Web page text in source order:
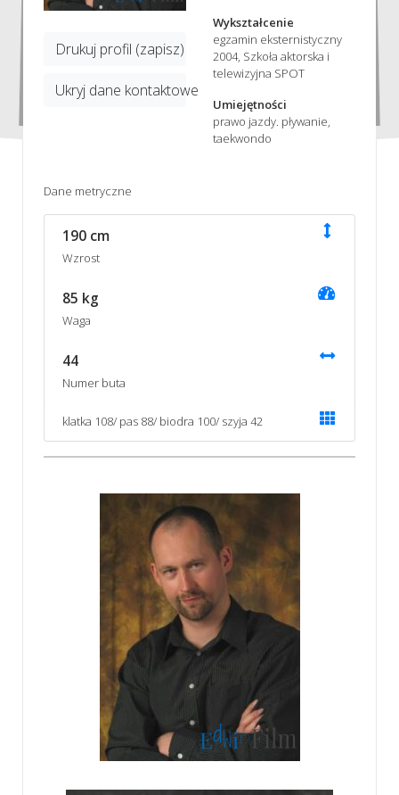
Drukuj profil (zapisz)
Ukryj dane kontaktowe
Wykształcenie
egzamin eksternistyczny
2004, Szkoła aktorska i
telewizyjna SPOT
Umiejętności
prawo jazdy. pływanie,
taekwondo
Dane metryczne
190 cm
Wzrost
85 kg
Waga
44
Numer buta
klatka 108/ pas 88/ biodra 100/ szyja 42